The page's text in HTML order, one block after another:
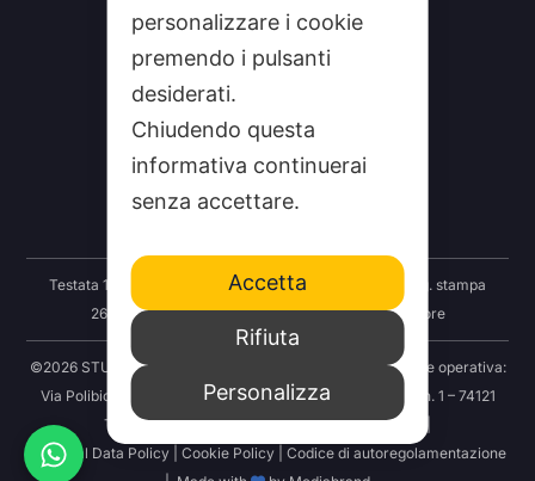
CHI SIAMO
CONTATTI
FEEDRSS
Testata 100 Notizie: Registrazione Tribunale Taranto reg. stampa
2625/2024 del 12.09.2024 Indipendenza S.r.l. Editore
©2026 STUDIO100 – Società Cooperativa 100 Media | Sede operativa:
Via Polibio 89 – 74121 Taranto | Sede legale: Via Abruzzo n. 1 – 74121
Taranto | P.IVA: 03414830731 | REA: TA-251456 |
Personal Data Policy
Cookie Policy
Codice di autoregolamentazione
personalizzare i cookie
premendo i pulsanti
desiderati.
Chiudendo questa
informativa continuerai
senza accettare.
Accetta
Rifiuta
Personalizza